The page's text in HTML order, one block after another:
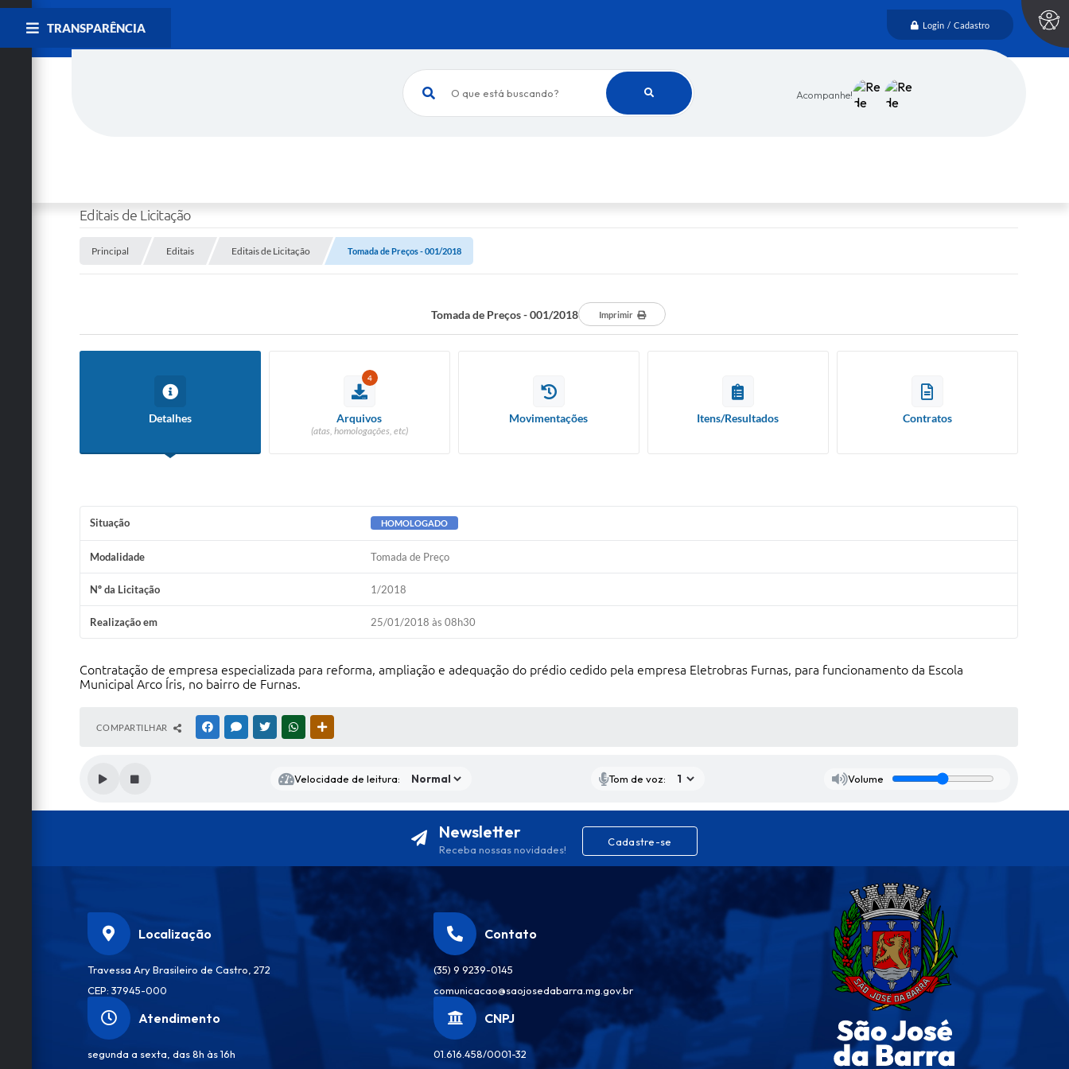
Login / Cadastro
O que está buscando? Acompanhe!
TRANSPARÊNCIA
Editais de Licitação
Principal Editais Editais de Licitação Tomada de Preços - 001/2018
Tomada de Preços - 001/2018 Imprimir
Detalhes
4
Arquivos
(atas, homologações, etc)
Movimentações Itens/Resultados Contratos
Situação HOMOLOGADO
Modalidade Tomada de Preço
Nº da Licitação 1/2018
Realização em 25/01/2018 às 08h30
Contratação de empresa especializada para reforma, ampliação e adequação do prédio cedido pela empresa Eletrobras Furnas, para funcionamento da Escola
Municipal Arco Íris, no bairro de Furnas.
COMPARTILHAR FACEBOOKMESSENGER
TWITTERWHATSAPP
Velocidade de leitura: Tom de voz: Volume
Newsletter
Receba nossas novidades!
Cadastre-se
Localização
Travessa Ary Brasileiro de Castro, 272
CEP: 37945-000
Contato
(35) 9 9239-0145
comunicacao@saojosedabarra.mg.gov.br
Atendimento
segunda a sexta, das 8h às 16h
CNPJ
01.616.458/0001-32